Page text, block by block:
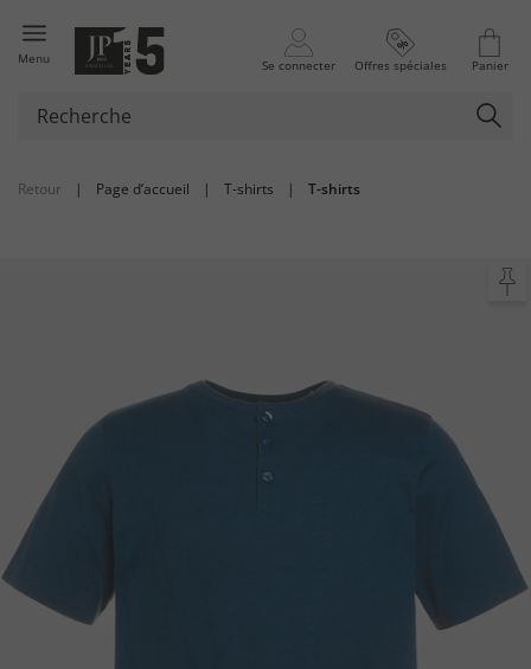
Menu Se connecter Offres spéciales Panier
Retour | Page d’accueil | T-shirts | T-shirts